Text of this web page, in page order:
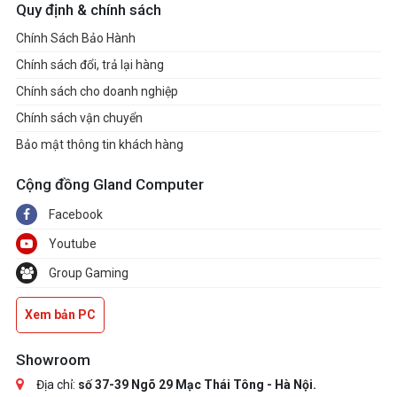
Quy định & chính sách
Chính Sách Bảo Hành
Chính sách đổi, trả lại hàng
Chính sách cho doanh nghiệp
Chính sách vận chuyển
Bảo mật thông tin khách hàng
Cộng đồng Gland Computer
Facebook
Youtube
Group Gaming
Xem bản PC
Showroom
Địa chỉ: số 37-39 Ngõ 29 Mạc Thái Tông - Hà Nội.